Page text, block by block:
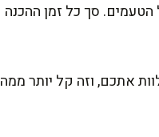
הטעמים. סך כל זמן ההכנה
אתכם, וזה קל יותר ממה